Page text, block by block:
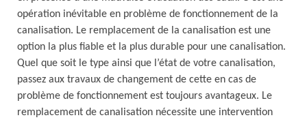
opération inévitable en problème de fonctionnement de la
canalisation. Le remplacement de la canalisation est une
option la plus fiable et la plus durable pour une canalisation.
Quel que soit le type ainsi que l’état de votre canalisation,
passez aux travaux de changement de cette en cas de
problème de fonctionnement est toujours avantageux. Le
remplacement de canalisation nécessite une intervention